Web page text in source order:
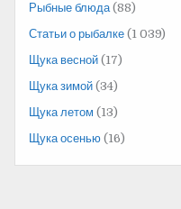
Рыбные блюда(88)
Статьи о рыбалке (1 039)
Щука весной (17)
Щука зимой (34)
Щука летом (13)
Щука осенью (16)